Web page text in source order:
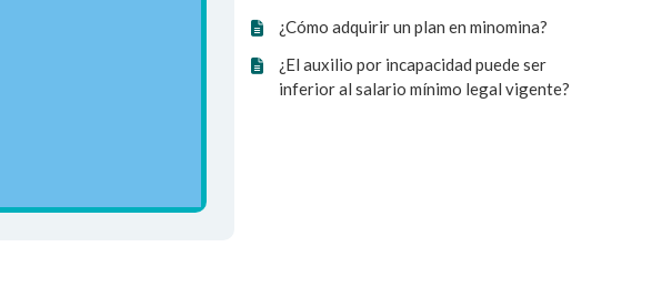
¿Cómo adquirir un plan en minomina?
¿El auxilio por incapacidad puede ser
inferior al salario mínimo legal vigente?